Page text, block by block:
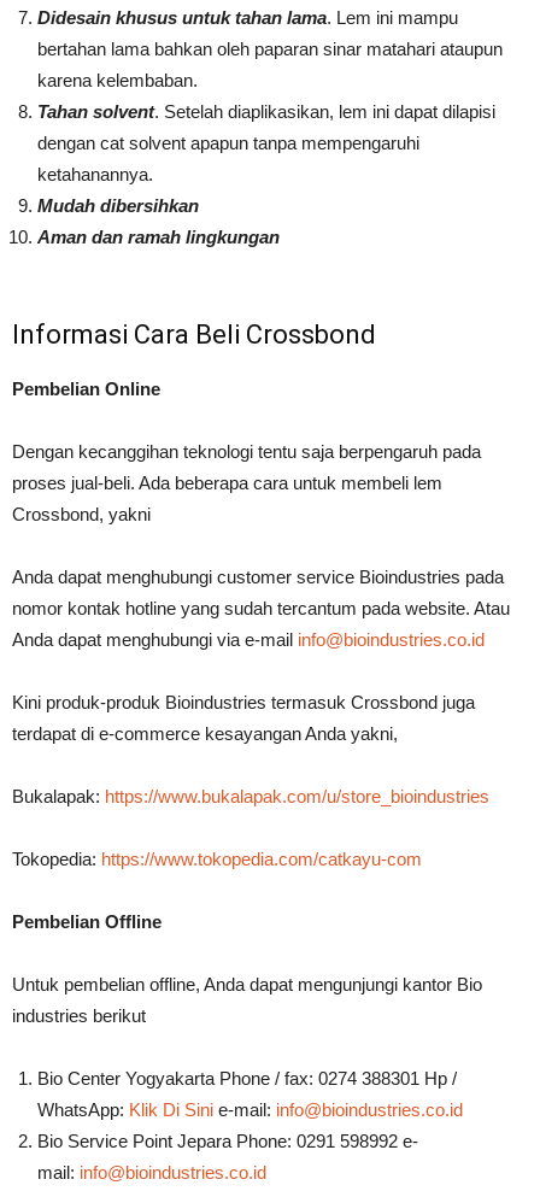
Didesain khusus untuk tahan lama. Lem ini mampu
bertahan lama bahkan oleh paparan sinar matahari ataupun
karena kelembaban.
Tahan solvent. Setelah diaplikasikan, lem ini dapat dilapisi
dengan cat solvent apapun tanpa mempengaruhi
ketahanannya.
Mudah dibersihkan
Aman dan ramah lingkungan
Informasi Cara Beli Crossbond
Pembelian Online
Dengan kecanggihan teknologi tentu saja berpengaruh pada
proses jual-beli. Ada beberapa cara untuk membeli lem
Crossbond, yakni
Anda dapat menghubungi customer service Bioindustries pada
nomor kontak hotline yang sudah tercantum pada website. Atau
Anda dapat menghubungi via e-mail info@bioindustries.co.id
Kini produk-produk Bioindustries termasuk Crossbond juga
terdapat di e-commerce kesayangan Anda yakni,
Bukalapak: https://www.bukalapak.com/u/store_bioindustries
Tokopedia: https://www.tokopedia.com/catkayu-com
Pembelian Offline
Untuk pembelian offline, Anda dapat mengunjungi kantor Bio
industries berikut
Bio Center Yogyakarta Phone / fax: 0274 388301 Hp /
WhatsApp: Klik Di Sini e-mail: info@bioindustries.co.id
Bio Service Point Jepara Phone: 0291 598992 e-
mail: info@bioindustries.co.id